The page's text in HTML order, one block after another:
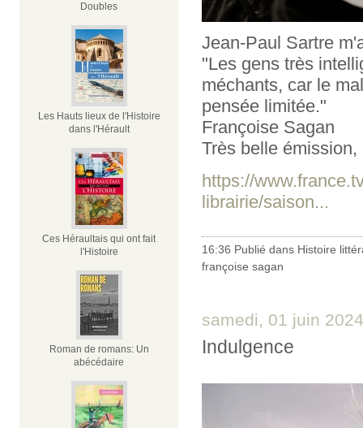
Doubles
Les Hauts lieux de l'Histoire
dans l'Hérault
Ces Héraultais qui ont fait
l'Histoire
Roman de romans: Un
abécédaire
Jean-Paul Sartre
"Les gens très
méchants, car le
pensée limitée."
Françoise Sagan
Très belle
https://
librairie/saison...
16:36 Publié dans Histoire
françoise sagan
samedi, 01 juin 2024
Indulgence